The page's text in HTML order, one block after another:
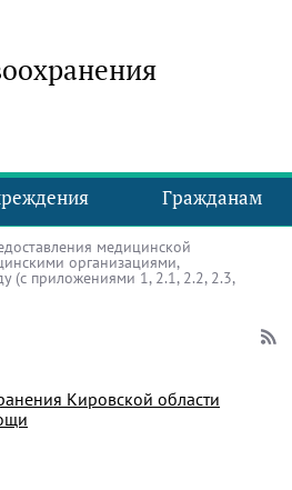
Гражданам
медицинской
организациями,
(с приложениями 1, 2.1, 2.2, 2.3,
Кировской области